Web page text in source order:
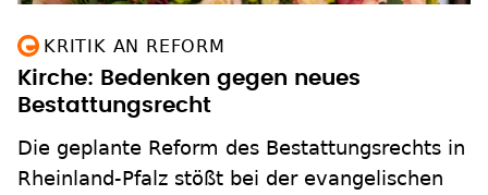
KRITIK AN REFORM
Kirche: Bedenken gegen neues
Bestattungsrecht
Die geplante Reform des Bestattungsrechts in
Rheinland-Pfalz stößt bei der evangelischen